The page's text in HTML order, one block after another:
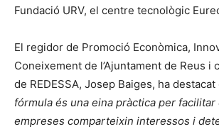
Fundació URV, el centre tecnològic
El regidor de Promoció Econòmica,
Coneixement de l’Ajuntament de Reus i
de REDESSA, Josep Baiges, ha destacat
fórmula és una eina pràctica per facilitar
empreses comparteixin interessos i